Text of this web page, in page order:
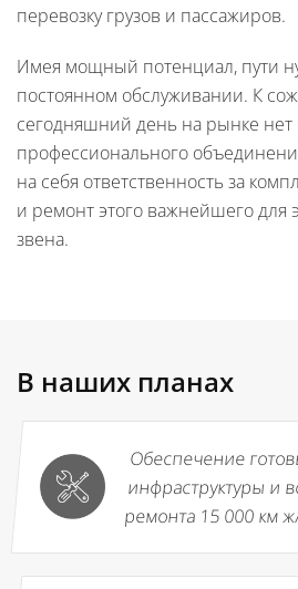
перевозку грузов и пассажиров.
Имея мощный потенциал, пути
постоянном обслуживании. К
сегодняшний день на рынке нет
профессионального
на себя ответственность за
и ремонт этого важнейшего для
звена.
В наших планах
Обеспечение
инфраструктуры и
ремонта 15 000 км